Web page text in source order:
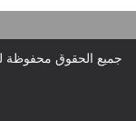
جميع الحقوق محفوظة